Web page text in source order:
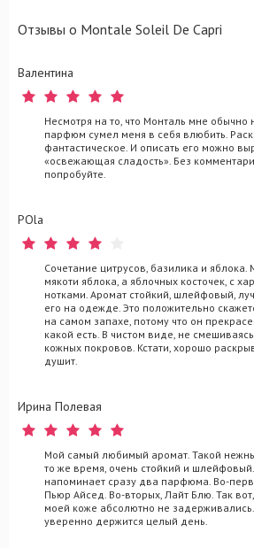
Отзывы о Montale Soleil De Capri
Валентина
Несмотря на то, что Монталь мне обычно
парфюм сумел меня в себя влюбить.
фантастическое. И описать его можно
«освежающая сладость». Без
попробуйте.
POla
Сочетание цитрусов, базилика и
мякоти яблока, а яблочных косточек, с
нотками. Аромат стойкий, шлейфовый,
его на одежде. Это положительно
на самом запахе, потому что он
какой есть. В чистом виде, не
кожных покровов. Кстати, хорошо
душит.
Ирина Полевая
Мой самый любимый аромат. Такой
то же время, очень стойкий и
напоминает сразу два парфюма. Во-
Пьюр Айсед. Во-вторых, Лайт Блю. Так
моей коже абсолютно не
уверенно держится целый день.